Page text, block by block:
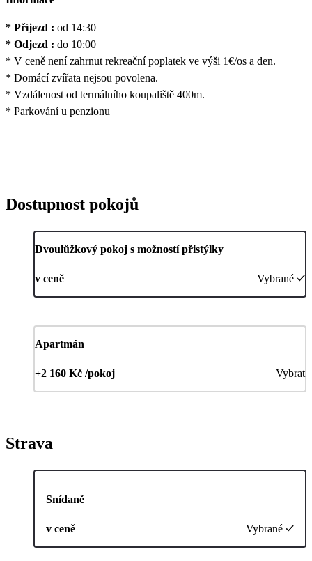
* Příjezd : od 14:30
* Odjezd : do 10:00
* V ceně není zahrnut rekreační poplatek ve výši 1€/os a den.
* Domácí zvířata nejsou povolena.
* Vzdálenost od termálního koupaliště 400m.
* Parkování u penzionu
Dostupnost pokojů
Dvoulůžkový pokoj s možností přistýlky
v ceně Vybrané
Apartmán
+2 160 Kč /pokoj Vybrat
Strava
Snídaně
v ceně Vybrané